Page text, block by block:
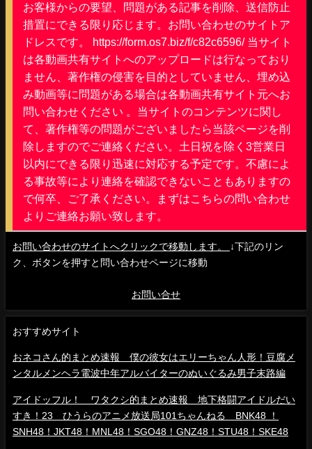
お客様からの要望、問題がある記事を削除、送信防止
措置にできる限り応じます。お問い合わせのサイトア
ドレスです。 https://form.os7.biz/f/c82c6596/ 当サイト
は各動画共有サイトへのアップロードは行なっており
ません、著作権の侵害を目的としていません、埋め込
み動画等に問題がある場合は各動画共有サイト元へお
問い合わせください 。当サイトのコンテンツに関し
て、著作権等の問題がございましたら当該ページを削
除しますのでご連絡ください。土日祝を除く3営業日
以内にできる限り迅速に対応する予定です。不慮によ
る事故等により連絡を確認できないこともありますの
で何卒、ご了承ください。まずはこちらの問い合わせ
よりご連絡お願い致します。
お問い合わせのサイトへクリックで移動します。
↓下記のリン
ク、ボタンを押すと問い合わせページに移動
お問い合せ
おすすめサイト
おネコさん的まとめ速報 僕の彼女はエリーちゃん人形！豆腐メ
ンタルメンヘラ電波中年アルバイターのぬいぐるみ男子末路編
アイドッフル！ ワタクシ的まとめ速報 地下格闘アイドルだい
すき！23 ひうらのアニメ放送局101ちゃんねる BNK48 ！
SNH48！JKT48！MNL48！SGO48！GNZ48！STU48！SKE48